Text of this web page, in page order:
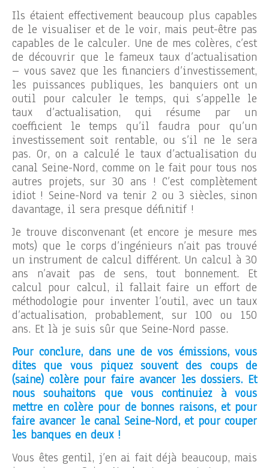
Ils étaient effectivement beaucoup plus capables
de le visualiser et de le voir, mais peut-être pas
capables de le calculer. Une de mes colères, c’est
de découvrir que le fameux taux d’actualisation
– vous savez que les financiers d’investissement,
les puissances publiques, les banquiers ont un
outil pour calculer le temps, qui s’appelle le
taux d’actualisation, qui résume par un
coefficient le temps qu’il faudra pour qu’un
investissement soit rentable, ou s’il ne le sera
pas. Or, on a calculé le taux d’actualisation du
canal Seine-Nord, comme on le fait pour tous nos
autres projets, sur 30 ans ! C’est complètement
idiot ! Seine-Nord va tenir 2 ou 3 siècles, sinon
davantage, il sera presque définitif !
Je trouve disconvenant (et encore je mesure mes
mots) que le corps d’ingénieurs n’ait pas trouvé
un instrument de calcul différent. Un calcul à 30
ans n’avait pas de sens, tout bonnement. Et
calcul pour calcul, il fallait faire un effort de
méthodologie pour inventer l’outil, avec un taux
d’actualisation, probablement, sur 100 ou 150
ans. Et là je suis sûr que Seine-Nord passe.
Pour conclure, dans une de vos émissions, vous
dites que vous piquez souvent des coups de
(saine) colère pour faire avancer les dossiers. Et
nous souhaitons que vous continuiez à vous
mettre en colère pour de bonnes raisons, et pour
faire avancer le canal Seine-Nord, et pour couper
les banques en deux !
Vous êtes gentil, j’en ai fait déjà beaucoup, mais